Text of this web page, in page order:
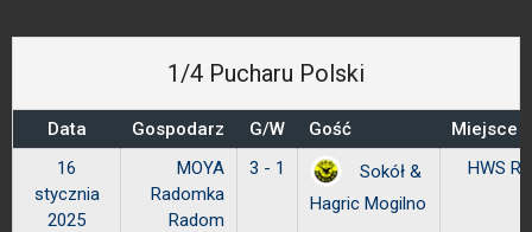
1/4 Pucharu Polski
Data Gospodarz G/W Gość
Miejsce
16
stycznia
2025
MOYA
Radomka
Radom
3 - 1
Sokół &
Hagric Mogilno
HWS